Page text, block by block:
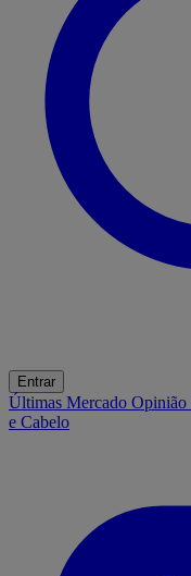
Entrar
Últimas Mercado Opinião
e Cabelo